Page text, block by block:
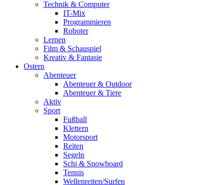
Technik & Computer
IT-Mix
Programmieren
Roboter
Lernen
Film & Schauspiel
Kreativ & Fantasie
Ostern
Abenteuer
Abenteuer & Outdoor
Abenteuer & Tiere
Aktiv
Sport
Fußball
Klettern
Motorsport
Reiten
Segeln
Schi & Snowboard
Tennis
Wellenreiten/Surfen